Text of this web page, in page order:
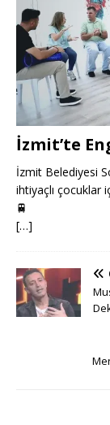
İzmit’te
İzmit Belediyesi
ihtiyaçlı çocuklar
🚆
[…]